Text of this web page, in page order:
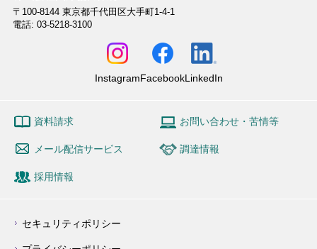
〒100-8144 東京都千代田区大手町1-4-1
電話: 03-5218-3100
InstagramFacebookLinkedIn
資料請求 お問い合わせ・苦情等
メール配信サービス 調達情報
採用情報
セキュリティポリシー